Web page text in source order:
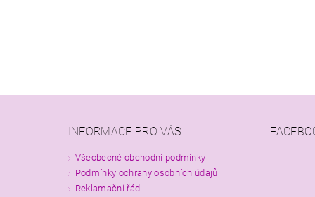
INFORMACE PRO VÁS
Všeobecné obchodní podmínky
Podmínky ochrany osobních údajů
Reklamační řád